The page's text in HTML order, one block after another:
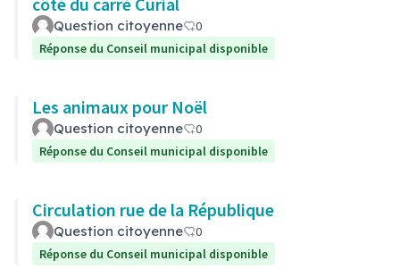
Question citoyenne
0
Réponse du Conseil municipal disponible
Les animaux pour Noël
Question citoyenne
0
Réponse du Conseil municipal disponible
Circulation rue de la République
Question citoyenne
0
Réponse du Conseil municipal disponible